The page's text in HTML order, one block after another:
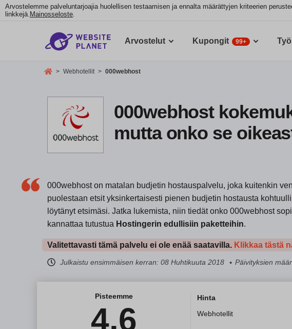
Arvostelemme palveluntarjoajia huolellisen testaamisen ja ennalta määrättyjen kriteerien
linkkejä. Mainosseloste.
Arvostelut Kupongit 99+
> Webhotellit > 000webhost
000webhost
mutta onko se
000webhost on matalan budjetin hostauspalvelu, joka kuitenkin
puolestaan etsit yksinkertaisesti pienen budjetin hostausta
löytänyt etsimäsi. Jatka lukemista, niin tiedät onko 000webhost
kannattaa tutustua Hostingerin edullisiin paketteihin.
Valitettavasti tämä palvelu ei ole enää saatavilla. Klikkaa tästä
Julkaistu ensimmäisen kerran: 08 Huhtikuuta 2018 Päivityksien
Pisteemme
4.6
Hinta
Webhotellit